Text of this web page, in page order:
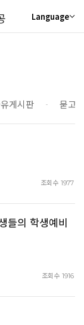
Language
게시판 묻고
조회수 1977
들의 학생예비
조회수 1916